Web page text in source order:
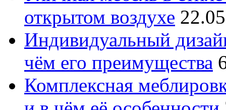
открытом воздухе
Индивидуальный
чём его преимущества
Комплексная